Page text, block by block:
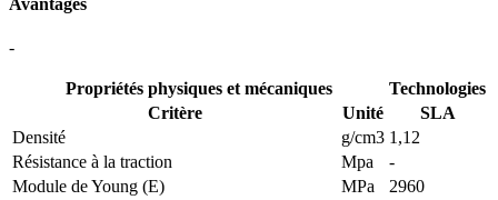
-
Propriétés physiques et mécaniques
Technologies
Critère
Unité
SLA
Densité
g/cm3 1,12
Résistance à la traction
Mpa
-
Module de Young (E)
MPa 2960